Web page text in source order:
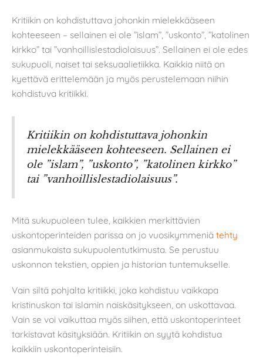
Kritiikin on kohdistuttava johonkin mielekkääseen
kohteeseen – sellainen ei ole ”islam”, ”uskonto”, ”katolinen
kirkko” tai ”vanhoillislestadiolaisuus”. Sellainen ei ole edes
sukupuoli, naiset tai seksuaalietiikka. Kaikkia niitä on
kyettävä erittelemään ja myös perustelemaan niihin
kohdistuva kritiikki.
Kritiikin on kohdistuttava johonkin
mielekkääseen kohteeseen. Sellainen ei
ole ”islam”, ”uskonto”, ”katolinen kirkko”
tai ”vanhoillislestadiolaisuus”.
Mitä sukupuoleen tulee, kaikkien merkittävien
uskontoperinteiden parissa on jo vuosikymmeniä tehty
asianmukaista sukupuolentutkimusta. Se perustuu
uskonnon tekstien, oppien ja historian tuntemukselle.
Vain siltä pohjalta kritiikki, joka kohdistuu vaikkapa
kristinuskon tai islamin naiskäsitykseen, on uskottavaa.
Vain se voi vaikuttaa myös siihen, että uskontoperinteet
tarkistavat käsityksiään. Kritiikin on syytä kohdistua
kaikkiin uskontoperinteisiin.